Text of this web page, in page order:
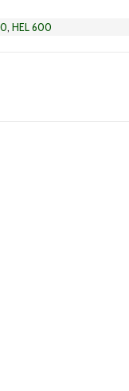
, HEL 600